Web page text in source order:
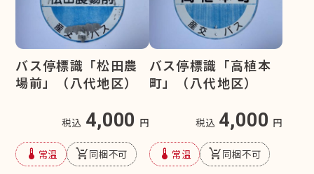
バス停標識「松田農
場前」（八代地区）
税込 4,000 円
device_thermostat 常温 remove_shopping_cart同梱不可
バス停標識「高植本
町」（八代地区）
税込 4,000 円
device_thermostat 常温 remove_shopping_cart同梱不可